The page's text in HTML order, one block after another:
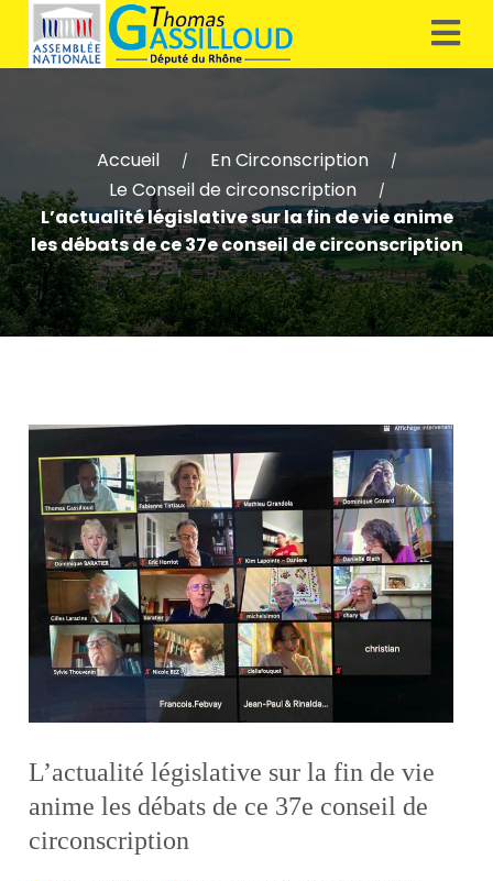
Accueil / En Circonscription /
Le Conseil de circonscription /
L’actualité législative sur la fin de vie anime
les débats de ce 37e conseil de circonscription
L’actualité législative sur la fin de vie
anime les débats de ce 37e conseil de
circonscription